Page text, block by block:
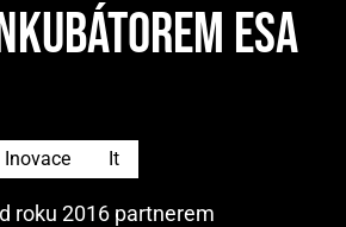
ESA
Inovace It
roku 2016 partnerem